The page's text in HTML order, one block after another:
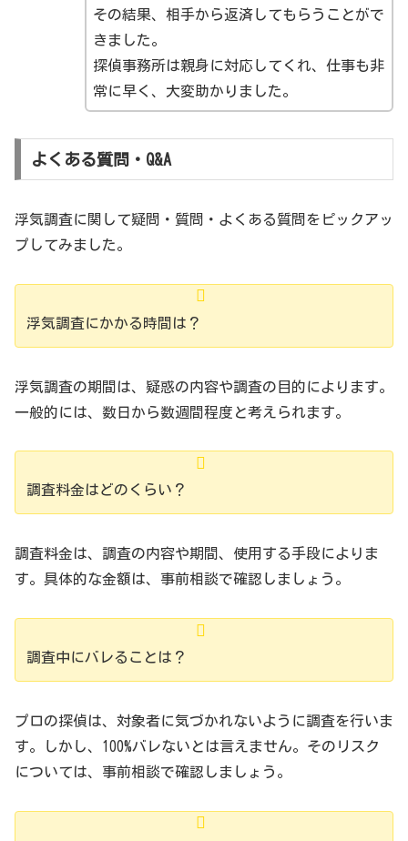
その結果、相手から返済してもらうことがで
きました。
探偵事務所は親身に対応してくれ、仕事も非
常に早く、大変助かりました。
よくある質問・Q&A
浮気調査に関して疑問・質問・よくある質問をピックアッ
プしてみました。
浮気調査にかかる時間は？
浮気調査の期間は、疑惑の内容や調査の目的によります。
一般的には、数日から数週間程度と考えられます。
調査料金はどのくらい？
調査料金は、調査の内容や期間、使用する手段によりま
す。具体的な金額は、事前相談で確認しましょう。
調査中にバレることは？
プロの探偵は、対象者に気づかれないように調査を行いま
す。しかし、100%バレないとは言えません。そのリスク
については、事前相談で確認しましょう。